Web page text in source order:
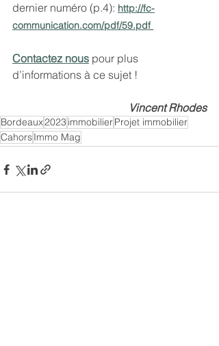
dernier numéro (p.4): http://fc-
communication.com/pdf/59.pdf
Contactez nous pour plus
d’informations à ce sujet !
Vincent Rhodes
Bordeaux2023 immobilierProjet immobilier
CahorsImmo Mag